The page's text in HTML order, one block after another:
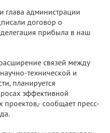
и глава администрации
договор о
делегация прибыла в наш
связей между
технической и
планируется
эффективной
сообщает пресс-